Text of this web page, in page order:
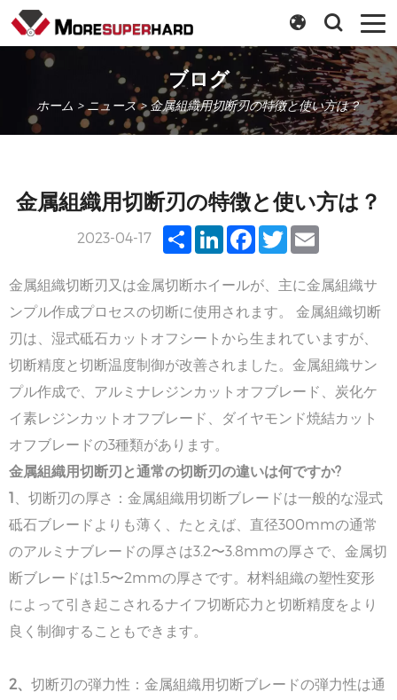
ブログ
ホーム > ニュース> 金属組織用切断刃の特徴と使い方は？
金属組織用切断刃の特徴と使い方は？
2023-04-17 ShareLinkedInFacebook
TwitterEmail
金属組織切断刃又は金属切断ホイールが、主に金属組織サ
ンプル作成プロセスの切断に使用されます。 金属組織切断
刃は、湿式砥石カットオフシートから生まれていますが、
切断精度と切断温度制御が改善されました。金属組織サン
プル作成で、アルミナレジンカットオフブレード、炭化ケ
イ素レジンカットオフブレード、ダイヤモンド焼結カット
オフブレードの3種類があります。
金属組織用切断刃と通常の切断刃の違いは何ですか?
1 、切断刃の厚さ：金属組織用切断ブレードは一般的な湿式
砥石ブレードよりも薄く、たとえば、直径300mmの通常
のアルミナブレードの厚さは3.2〜3.8mmの厚さで、金属切
断ブレードは1.5〜2mmの厚さです。材料組織の塑性変形
によって引き起こされるナイフ切断応力と切断精度をより
良く制御することもできます。
2、 切断刃の弾力性：金属組織用切断ブレードの弾力性は通